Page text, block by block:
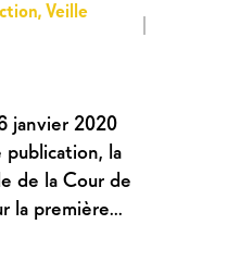
,Veille
janvier 2020
publication, la
de la Cour de
la première...